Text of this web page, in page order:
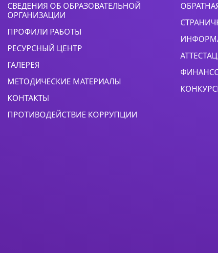
СВЕДЕНИЯ ОБ ОБРАЗОВАТЕЛЬНОЙ
ОРГАНИЗАЦИИ
ПРОФИЛИ РАБОТЫ
РЕСУРСНЫЙ ЦЕНТР
ГАЛЕРЕЯ
МЕТОДИЧЕСКИЕ МАТЕРИАЛЫ
КОНТАКТЫ
ПРОТИВОДЕЙСТВИЕ КОРРУПЦИИ